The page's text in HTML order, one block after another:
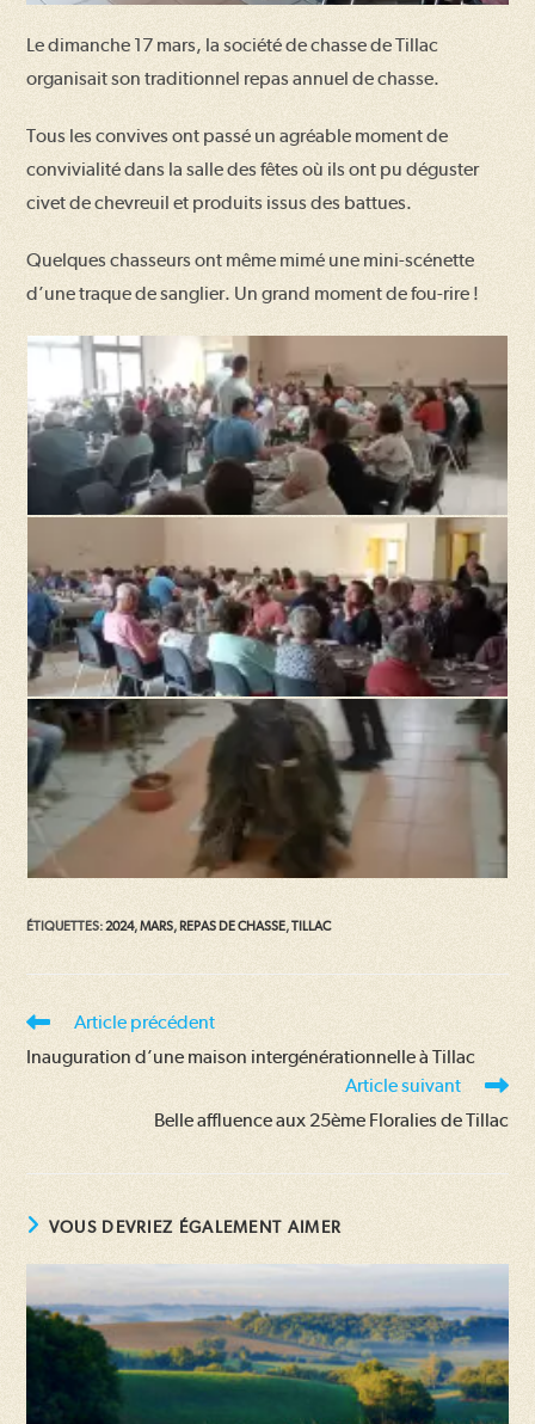
Le dimanche 17 mars, la société de chasse de Tillac
organisait son traditionnel repas annuel de chasse.
Tous les convives ont passé un agréable moment de
convivialité dans la salle des fêtes où ils ont pu déguster
civet de chevreuil et produits issus des battues.
Quelques chasseurs ont même mimé une mini-scénette
d’une traque de sanglier. Un grand moment de fou-rire !
ÉTIQUETTES:2024,MARS,REPAS DE CHASSE,TILLAC
Read
articles
Article précédent
Inauguration d’une maison intergénérationnelle à Tillac
Article suivant
Belle affluence aux 25ème Floralies de Tillac
VOUS DEVRIEZ ÉGALEMENT AIMER